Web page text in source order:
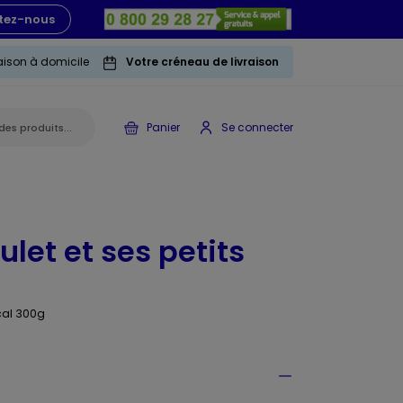
nous
à domicile Votre créneau de livraison
Panier Se connecter
et ses petits
300g